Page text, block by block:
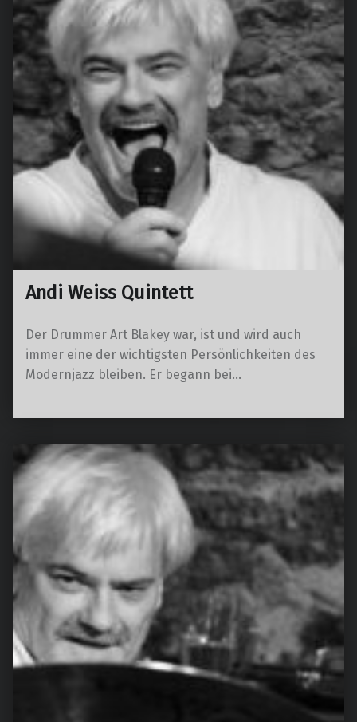
Andi Weiss Quintett
Der Drummer Art Blakey war, ist und wird auch
immer eine der wichtigsten Persönlichkeiten des
Modernjazz bleiben. Er begann bei…